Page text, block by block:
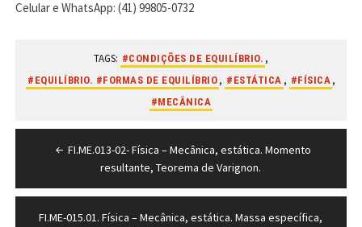
Celular e WhatsApp: (41) 99805-0732
TAGS: #CONDIÇÕES DE EQUILÍBRIO. ,
#EQUILÍBRIO. #FORMAS DE EQUILÍBRIO , #ESTÁTICA , #FÍSICA ,
#MECÂNICA
Navegação
Post
FI.ME.013-02- Física – Mecânica, estática. Momento
resultante, Teorema de Varignon.
FI.ME-015.01. Física – Mecânica, estática. Massa específica,